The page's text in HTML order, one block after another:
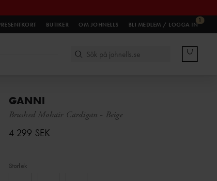
BUTIKER OM JOHNELLS
1
BLI MEDLEM / LOGGA IN
GANNI
Brushed Mohair Cardigan - Beige
4 299 SEK
Storlek